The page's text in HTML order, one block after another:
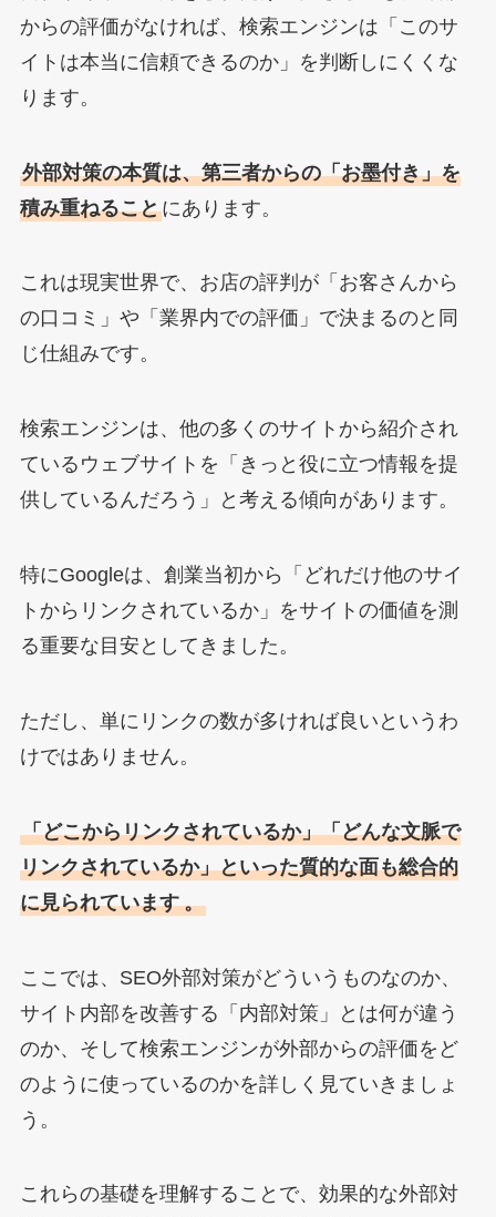
からの評価がなければ、検索エンジンは「このサ
イトは本当に信頼できるのか」を判断しにくくな
ります。
外部対策の本質は、第三者からの「お墨付き」を
積み重ねることにあります。
これは現実世界で、お店の評判が「お客さんから
の口コミ」や「業界内での評価」で決まるのと同
じ仕組みです。
検索エンジンは、他の多くのサイトから紹介され
ているウェブサイトを「きっと役に立つ情報を提
供しているんだろう」と考える傾向があります。
特にGoogleは、創業当初から「どれだけ他のサイ
トからリンクされているか」をサイトの価値を測
る重要な目安としてきました。
ただし、単にリンクの数が多ければ良いというわ
けではありません。
「どこからリンクされているか」「どんな文脈で
リンクされているか」といった質的な面も総合的
に見られています 。
ここでは、SEO外部対策がどういうものなのか、
サイト内部を改善する「内部対策」とは何が違う
のか、そして検索エンジンが外部からの評価をど
のように使っているのかを詳しく見ていきましょ
う。
これらの基礎を理解することで、効果的な外部対